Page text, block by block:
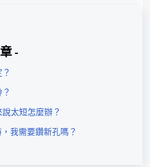
-
太短怎麼辦？
我需要鑽新孔嗎？